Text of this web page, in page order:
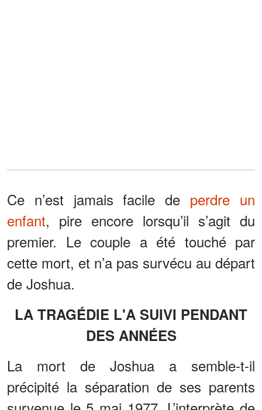
Ce n’est jamais facile de perdre un
enfant, pire encore lorsqu’il s’agit du
premier. Le couple a été touché par
cette mort, et n’a pas survécu au départ
de Joshua.
LA TRAGÉDIE L'A SUIVI PENDANT
DES ANNÉES
La mort de Joshua a semble-t-il
précipité la séparation de ses parents